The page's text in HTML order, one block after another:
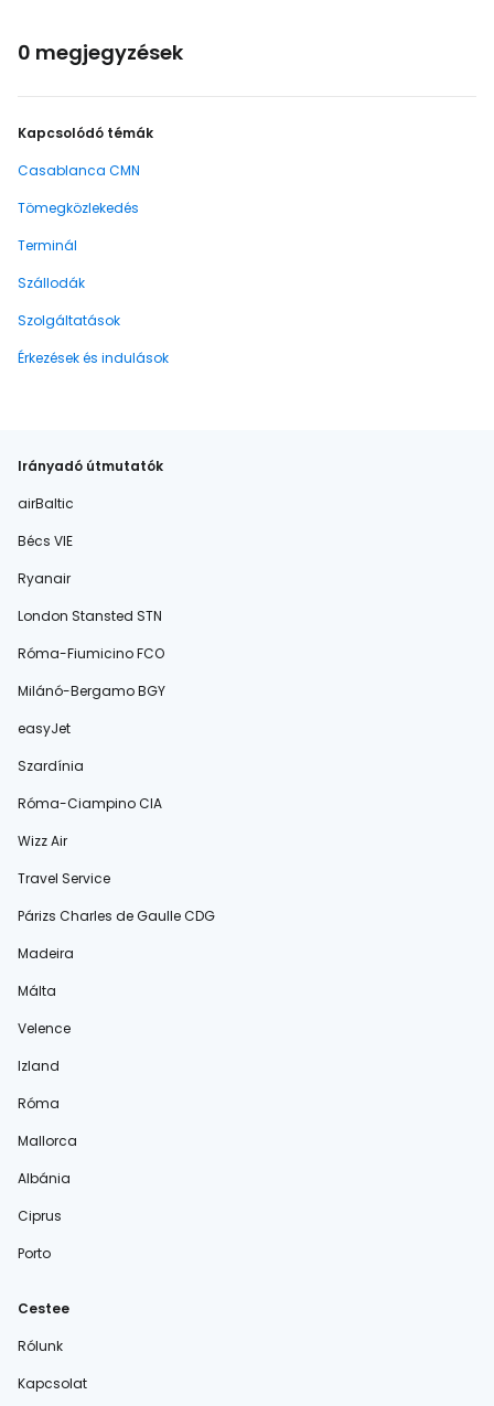
0 megjegyzések
Kapcsolódó témák
Casablanca CMN
Tömegközlekedés
Terminál
Szállodák
Szolgáltatások
Érkezések és indulások
Irányadó útmutatók
airBaltic
Bécs VIE
Ryanair
London Stansted STN
Róma-Fiumicino FCO
Milánó-Bergamo BGY
easyJet
Szardínia
Róma-Ciampino CIA
Wizz Air
Travel Service
Párizs Charles de Gaulle CDG
Madeira
Málta
Velence
Izland
Róma
Mallorca
Albánia
Ciprus
Porto
Cestee
Rólunk
Kapcsolat